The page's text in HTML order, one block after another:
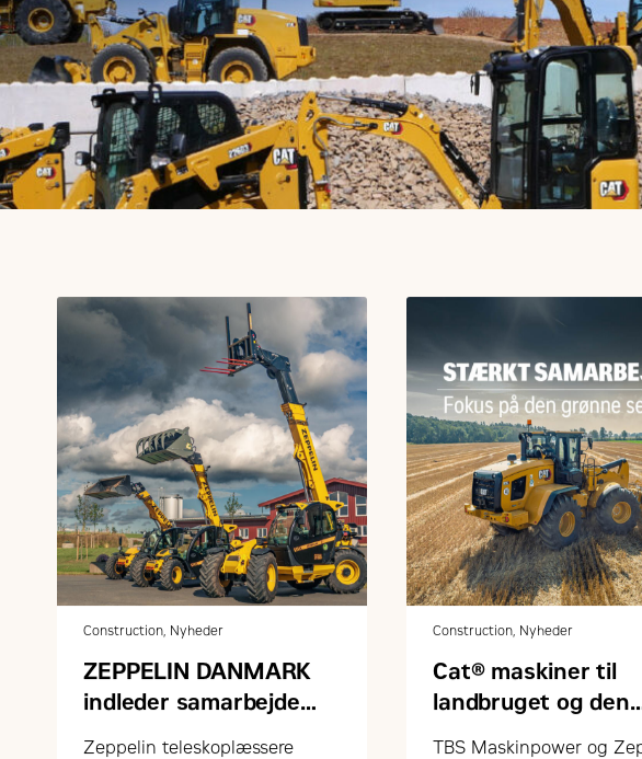
Construction, Nyheder
ZEPPELIN DANMARK
indleder samarbejde
Zeppelin teleskoplæssere
Construction, Nyheder
Cat® maskiner til
landbruget og den
TBS Maskinpower og